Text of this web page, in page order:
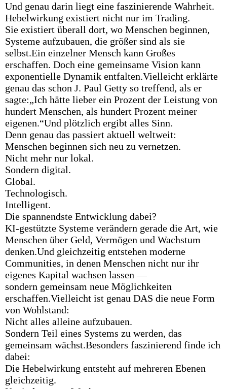
Und genau darin liegt eine faszinierende Wahrheit.
Hebelwirkung existiert nicht nur im Trading.
Sie existiert überall dort, wo Menschen beginnen,
Systeme aufzubauen, die größer sind als sie
selbst.Ein einzelner Mensch kann Großes
erschaffen. Doch eine gemeinsame Vision kann
exponentielle Dynamik entfalten.Vielleicht erklärte
genau das schon J. Paul Getty so treffend, als er
sagte:„Ich hätte lieber ein Prozent der Leistung von
hundert Menschen, als hundert Prozent meiner
eigenen.“Und plötzlich ergibt alles Sinn.
Denn genau das passiert aktuell weltweit:
Menschen beginnen sich neu zu vernetzen.
Nicht mehr nur lokal.
Sondern digital.
Global.
Technologisch.
Intelligent.
Die spannendste Entwicklung dabei?
KI-gestützte Systeme verändern gerade die Art, wie
Menschen über Geld, Vermögen und Wachstum
denken.Und gleichzeitig entstehen moderne
Communities, in denen Menschen nicht nur ihr
eigenes Kapital wachsen lassen —
sondern gemeinsam neue Möglichkeiten
erschaffen.Vielleicht ist genau DAS die neue Form
von Wohlstand:
Nicht alles alleine aufzubauen.
Sondern Teil eines Systems zu werden, das
gemeinsam wächst.Besonders faszinierend finde ich
dabei:
Die Hebelwirkung entsteht auf mehreren Ebenen
gleichzeitig.